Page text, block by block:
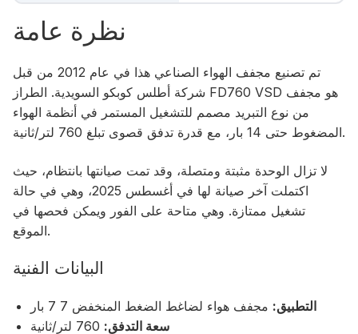
نظرة عامة
تم تصنيع مجفف الهواء الصناعي هذا في عام 2012 من قبل
شركة أطلس كوبكو السويدية. الطراز FD760 VSD هو مجفف
من نوع التبريد مصمم للتشغيل المستمر في أنظمة الهواء
المضغوط حتى 14 بار، مع قدرة تدفق قصوى تبلغ 760 لتر/ثانية.
لا تزال الوحدة مثبتة ومتصلة، وقد تمت صيانتها بانتظام، حيث
اكتملت آخر صيانة لها في أغسطس 2025، وهي في حالة
تشغيل ممتازة. وهي متاحة على الفور ويمكن فحصها في
الموقع.
البيانات الفنية
التطبيق: مجفف هواء لضاغط الضغط المنخفض 7 7 بار
سعة التدفق: